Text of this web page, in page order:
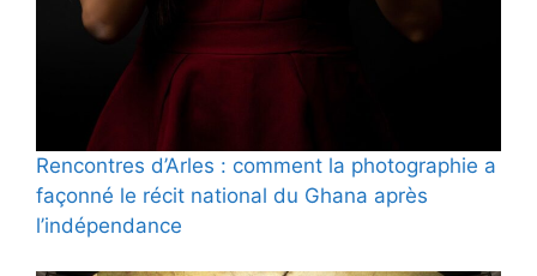
Rencontres d’Arles : comment la photographie a
façonné le récit national du Ghana après
l’indépendance